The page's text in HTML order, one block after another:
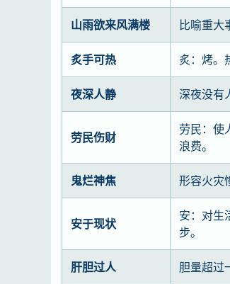
山雨欲来风满楼 比喻重大
炙手可热 炙：烤。
夜深人静 深夜没有
劳民伤财
劳民：使
浪费。
鬼烂神焦 形容火灾
安于现状
安：对生
步。
肝胆过人 胆量超过